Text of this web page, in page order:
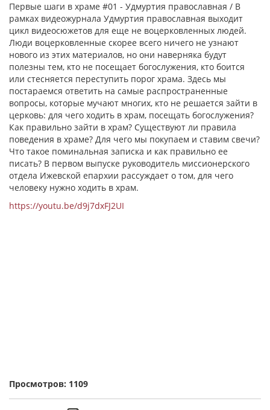
Первые шаги в храме #01 - Удмуртия православная / В
рамках видеожурнала Удмуртия православная выходит
цикл видеосюжетов для еще не воцерковленных людей.
Люди воцерковленные скорее всего ничего не узнают
нового из этих материалов, но они наверняка будут
полезны тем, кто не посещает богослужения, кто боится
или стесняется переступить порог храма. Здесь мы
постараемся ответить на самые распространенные
вопросы, которые мучают многих, кто не решается зайти в
церковь: для чего ходить в храм, посещать богослужения?
Как правильно зайти в храм? Существуют ли правила
поведения в храме? Для чего мы покупаем и ставим свечи?
Что такое поминальная записка и как правильно ее
писать? В первом выпуске руководитель миссионерского
отдела Ижевской епархии рассуждает о том, для чего
человеку нужно ходить в храм.
https://youtu.be/d9j7dxFJ2UI
Просмотров: 1109